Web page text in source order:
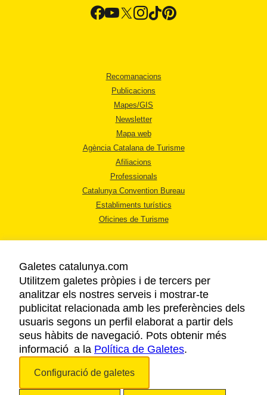
Recomanacions
Publicacions
Mapes/GIS
Newsletter
Mapa web
Agència Catalana de Turisme
Afiliacions
Professionals
Catalunya Convention Bureau
Establiments turístics
Oficines de Turisme
AVÍS LEGAL
POLÍTICA DE PRIVACITAT
COOKIES
ACCESSIBILITAT
Galetes catalunya.com
Utilitzem galetes pròpies i de tercers per
analitzar els nostres serveis i mostrar-te
publicitat relacionada amb les preferències dels
usuaris segons un perfil elaborat a partir dels
seus hàbits de navegació. Pots obtenir més
informació a la Política de Galetes.
Configuració de galetes